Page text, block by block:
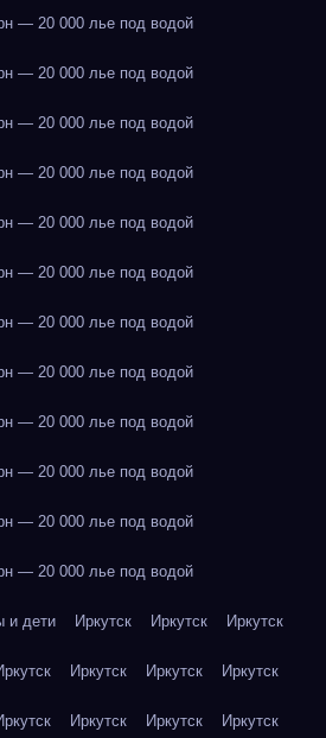
— 20 000 лье под водой
— 20 000 лье под водой
— 20 000 лье под водой
— 20 000 лье под водой
— 20 000 лье под водой
— 20 000 лье под водой
— 20 000 лье под водой
— 20 000 лье под водой
— 20 000 лье под водой
— 20 000 лье под водой
— 20 000 лье под водой
— 20 000 лье под водой
и дети Иркутск Иркутск Иркутск
Иркутск Иркутск Иркутск
Иркутск Иркутск Иркутск